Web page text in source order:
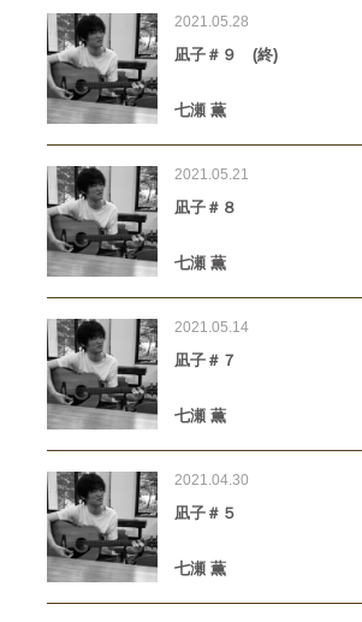
2021.05.28
凪子＃９ (終)
七瀬 薫
2021.05.21
凪子＃８
七瀬 薫
2021.05.14
凪子＃７
七瀬 薫
2021.04.30
凪子＃５
七瀬 薫